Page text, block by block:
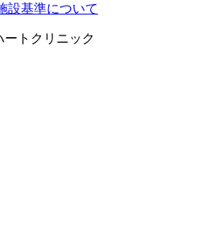
設基準について
トクリニック